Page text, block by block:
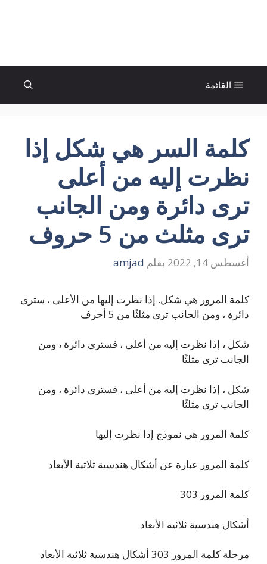
القائمة
كلمة السر هي شكل إذا
نظرت إليه من أعلى
ترى دائرة ومن الجانب
ترى مثلث من 5 حروف
أغسطس 14, 2022 بقلم amjad
كلمة المرور هي شكل. إذا نظرت إليها من الأعلى ، سترى
دائرة ، ومن الجانب ترى مثلثًا من 5 أحرف
شكل ، إذا نظرت إليه من أعلى ، فسترى دائرة ، ومن
الجانب ترى مثلثًا
شكل ، إذا نظرت إليه من أعلى ، فسترى دائرة ، ومن
الجانب ترى مثلثًا
كلمة المرور هي نموذج إذا نظرت إليها
كلمة المرور عبارة عن أشكال هندسية ثلاثية الأبعاد
كلمة المرور 303
أشكال هندسية ثلاثية الأبعاد
مرحلة كلمة المرور 303 أشكال هندسية ثلاثية الأبعاد